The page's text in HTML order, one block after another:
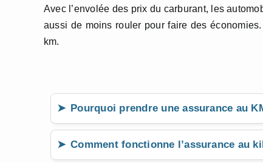
Avec l’envolée des prix du carburant, les
aussi de moins rouler pour faire des
km.
Pourquoi prendre une assurance au
Comment fonctionne l’assurance au